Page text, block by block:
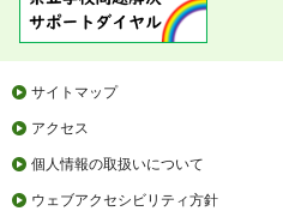
サイトマップ
アクセス
個人情報の取扱いについて
ウェブアクセシビリティ方針